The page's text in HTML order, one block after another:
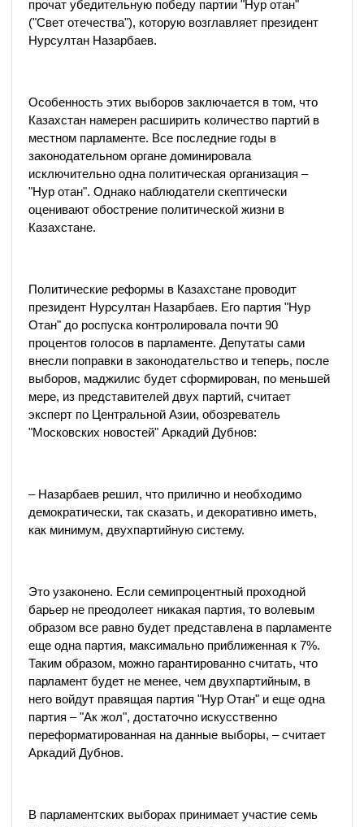
прочат убедительную победу партии "Нур отан"
("Свет отечества"), которую возглавляет президент
Нурсултан Назарбаев.
Особенность этих выборов заключается в том, что
Казахстан намерен расширить количество партий в
местном парламенте. Все последние годы в
законодательном органе доминировала
исключительно одна политическая организация –
"Нур отан". Однако наблюдатели скептически
оценивают обострение политической жизни в
Казахстане.
Политические реформы в Казахстане проводит
президент Нурсултан Назарбаев. Его партия "Нур
Отан" до роспуска контролировала почти 90
процентов голосов в парламенте. Депутаты сами
внесли поправки в законодательство и теперь, после
выборов, маджилис будет сформирован, по меньшей
мере, из представителей двух партий, считает
эксперт по Центральной Азии, обозреватель
"Московских новостей" Аркадий Дубнов:
– Назарбаев решил, что прилично и необходимо
демократически, так сказать, и декоративно иметь,
как минимум, двухпартийную систему.
Это узаконено. Если семипроцентный проходной
барьер не преодолеет никакая партия, то волевым
образом все равно будет представлена в парламенте
еще одна партия, максимально приближенная к 7%.
Таким образом, можно гарантированно считать, что
парламент будет не менее, чем двухпартийным, в
него войдут правящая партия "Нур Отан" и еще одна
партия – "Ак жол", достаточно искусственно
переформатированная на данные выборы, – считает
Аркадий Дубнов.
В парламентских выборах принимает участие семь